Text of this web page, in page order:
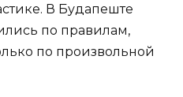
В Будапеште
по правилам,
по произвольной